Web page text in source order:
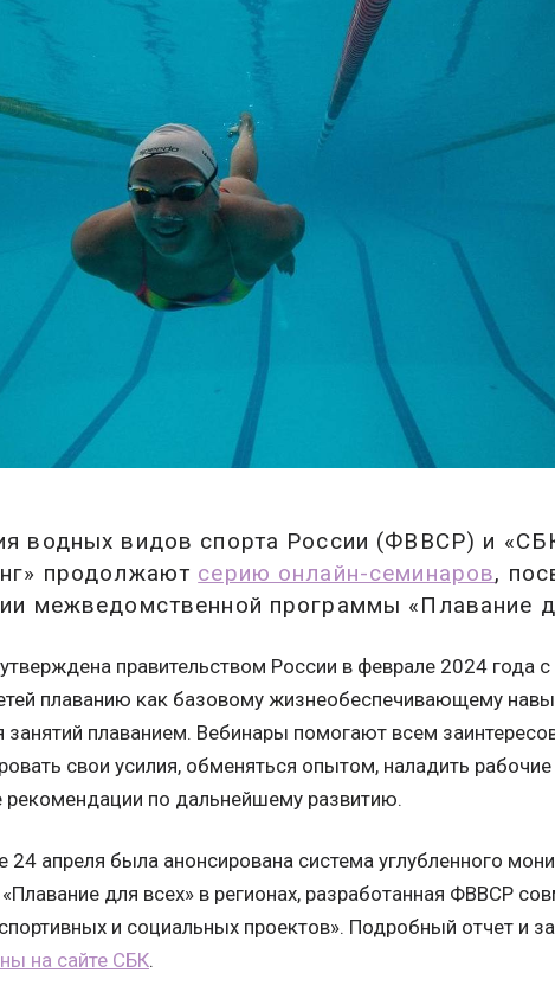
водных видов спорта России (ФВВСР) и
продолжают серию онлайн-семинаров,
межведомственной программы «Плавание
правительством России в феврале 2024 года
плаванию как базовому жизнеобеспечивающему
занятий плаванием. Вебинары помогают всем
свои усилия, обменяться опытом, наладить
рекомендации по дальнейшему развитию.
24 апреля была анонсирована система углубленного
для всех» в регионах, разработанная ФВВСР
и социальных проектов». Подробный отчет и
на сайте СБК.